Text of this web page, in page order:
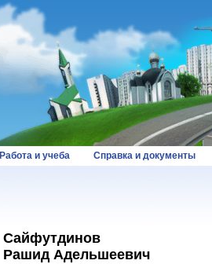
Работа и учеба Справка и документы
Сайфутдинов
Рашид Адельшеевич